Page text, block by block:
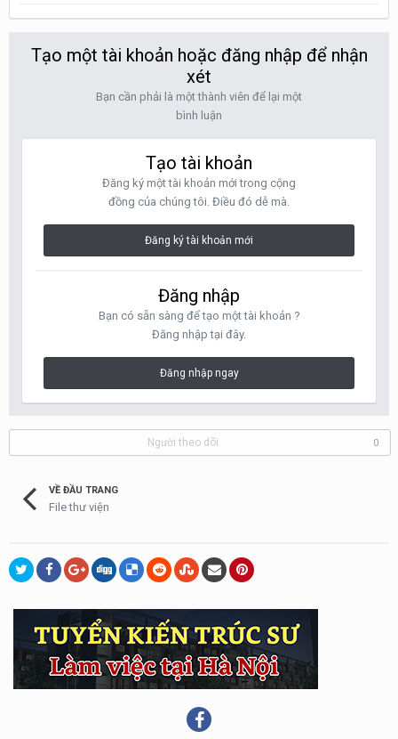
Tạo một tài khoản hoặc đăng nhập để nhận
xét
Bạn cần phải là một thành viên để lại một
bình luận
Tạo tài khoản
Đăng ký một tài khoản mới trong cộng
đồng của chúng tôi. Điều đó dễ mà.
Đăng ký tài khoản mới
Đăng nhập
Bạn có sẵn sàng để tạo một tài khoản ?
Đăng nhập tại đây.
Đăng nhập ngay
Người theo dõi 0
VỀ ĐẦU TRANG
File thư viện